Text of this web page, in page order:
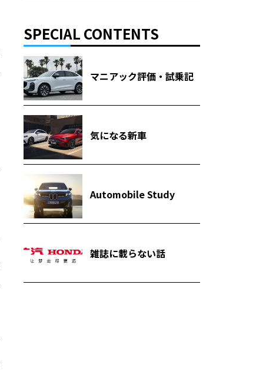
SPECIAL CONTENTS
マニアック評価・試乗記
気になる新車
Automobile Study
雑誌に載らない話